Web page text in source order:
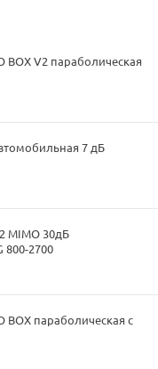
BOX V2 параболическая
7 дБ
MIMO 30дБ
800-2700
BOX параболическая с